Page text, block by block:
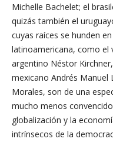
Michelle Bachelet; el
quizás también el
cuyas raíces se hunden
latinoamericana, como el
argentino Néstor
mexicano Andrés Manuel
Morales, son de una
mucho menos
globalización y la
intrínsecos de la